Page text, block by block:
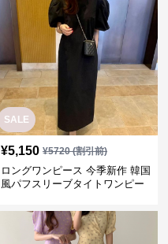
SALE
¥5,150 ¥5720(割引前)
ロングワンピース 今季新作 韓国
風パフスリーブタイトワンピー